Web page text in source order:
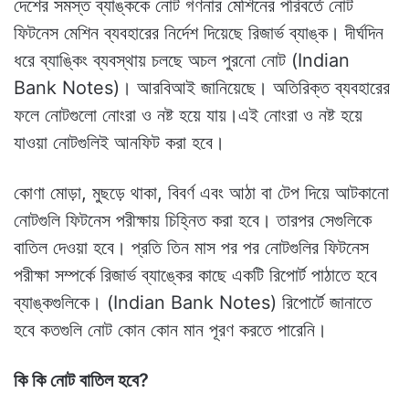
দেশের সমস্ত ব্যাঙ্ককে নোট গণনার মেশিনের পরিবর্তে নোট
ফিটনেস মেশিন ব্যবহারের নির্দেশ দিয়েছে রিজার্ভ ব্যাঙ্ক। দীর্ঘদিন
ধরে ব্যাঙ্কিং ব্যবস্থায় চলছে অচল পুরনো নোট (Indian
Bank Notes)। আরবিআই জানিয়েছে। অতিরিক্ত ব্যবহারের
ফলে নোটগুলো নোংরা ও নষ্ট হয়ে যায়।এই নোংরা ও নষ্ট হয়ে
যাওয়া নোটগুলিই আনফিট করা হবে।
কোণা মোড়া, মুছড়ে থাকা, বিবর্ণ এবং আঠা বা টেপ দিয়ে আটকানো
নোটগুলি ফিটনেস পরীক্ষায় চিহ্নিত করা হবে। তারপর সেগুলিকে
বাতিল দেওয়া হবে। প্রতি তিন মাস পর পর নোটগুলির ফিটনেস
পরীক্ষা সম্পর্কে রিজার্ভ ব্যাঙ্কের কাছে একটি রিপোর্ট পাঠাতে হবে
ব্যাঙ্কগুলিকে। (Indian Bank Notes) রিপোর্টে জানাতে
হবে কতগুলি নোট কোন কোন মান পূরণ করতে পারেনি।
কি কি নোট বাতিল হবে?